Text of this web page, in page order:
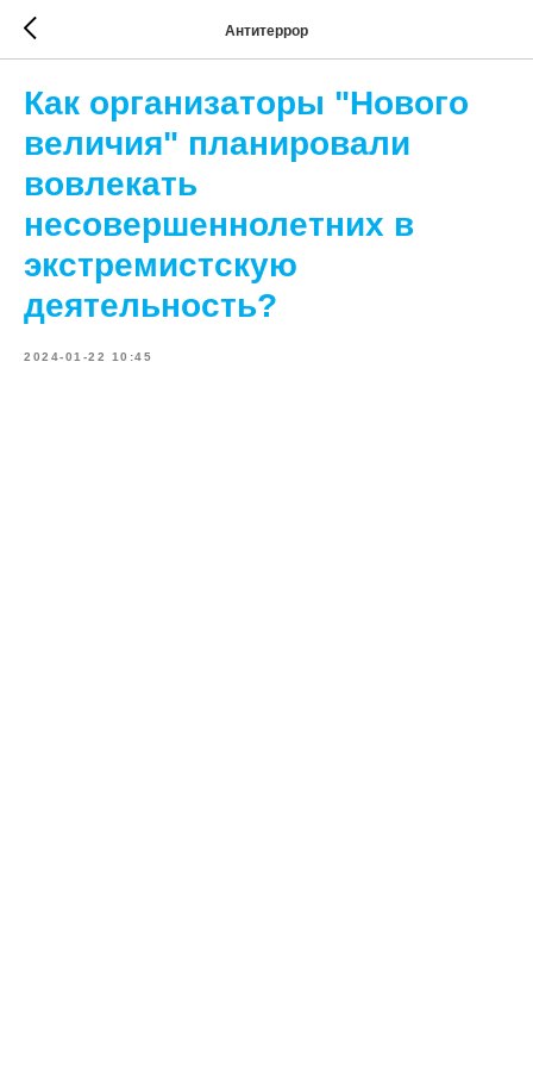
Антитеррор
Как организаторы "Нового
величия" планировали
вовлекать
несовершеннолетних в
экстремистскую
деятельность?
2024-01-22 10:45